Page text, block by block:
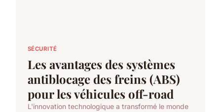
SÉCURITÉ
Les avantages des systèmes
antiblocage des freins (ABS)
pour les véhicules off-road
L'innovation technologique a transformé le monde